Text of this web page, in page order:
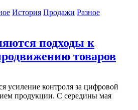
История Продажи Разное
подходы к
товаров
усиление контроля за цифровой
продукции. С середины мая